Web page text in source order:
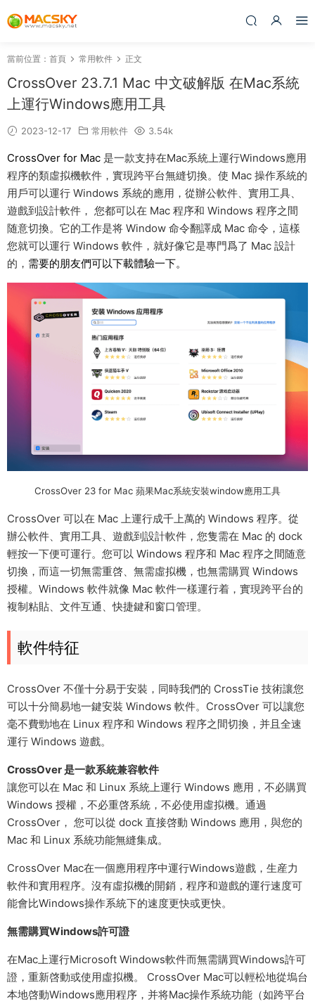
當前位置： 首頁 常用軟件 正文
CrossOver 23.7.1 Mac 中文破解版 在Mac系統
上運行Windows應用工具
2023-12-17 常用軟件 3.54k
CrossOver for Mac 是一款支持在Mac系統上運行Windows應用
程序的類虛拟機軟件，實現跨平台無縫切換。使 Mac 操作系統的
用戶可以運行 Windows 系統的應用，從辦公軟件、實用工具、
遊戲到設計軟件， 您都可以在 Mac 程序和 Windows 程序之間
随意切換。它的工作是将 Window 命令翻譯成 Mac 命令，這樣
您就可以運行 Windows 軟件，就好像它是專門爲了 Mac 設計
的， 需要的朋友們可以下載體驗一下。
CrossOver 23 for Mac 蘋果Mac系統安裝window應用工具
CrossOver 可以在 Mac 上運行成千上萬的 Windows 程序。從
辦公軟件、實用工具、遊戲到設計軟件，您隻需在 Mac 的 dock
輕按一下便可運行。您可以 Windows 程序和 Mac 程序之間随意
切換，而這一切無需重啓、無需虛拟機，也無需購買 Windows
授權。Windows 軟件就像 Mac 軟件一樣運行着，實現跨平台的
複制粘貼、文件互通、快捷鍵和窗口管理。
軟件特征
CrossOver 不僅十分易于安裝，同時我們的 CrossTie 技術讓您
可以十分簡易地一鍵安裝 Windows 軟件。CrossOver 可以讓您
毫不費勁地在 Linux 程序和 Windows 程序之間切換，并且全速
運行 Windows 遊戲。
CrossOver 是一款系統兼容軟件
讓您可以在 Mac 和 Linux 系統上運行 Windows 應用，不必購買
Windows 授權，不必重啓系統，不必使用虛拟機。通過
CrossOver， 您可以從 dock 直接啓動 Windows 應用，與您的
Mac 和 Linux 系統功能無縫集成。
CrossOver Mac在一個應用程序中運行Windows遊戲，生産力
軟件和實用程序。沒有虛拟機的開銷，程序和遊戲的運行速度可
能會比Windows操作系統下的速度更快或更快。
無需購買Windows許可證
在Mac上運行Microsoft Windows軟件而無需購買Windows許可
證，重新啓動或使用虛拟機。 CrossOver Mac可以輕松地從塢台
本地啓動Windows應用程序，并将Mac操作系統功能（如跨平台